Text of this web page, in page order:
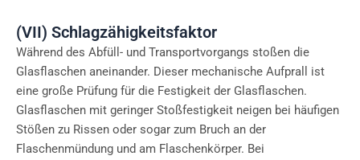
(VII) Schlagzähigkeitsfaktor
Während des Abfüll- und Transportvorgangs stoßen die
Glasflaschen aneinander. Dieser mechanische Aufprall ist
eine große Prüfung für die Festigkeit der Glasflaschen.
Glasflaschen mit geringer Stoßfestigkeit neigen bei häufigen
Stößen zu Rissen oder sogar zum Bruch an der
Flaschenmündung und am Flaschenkörper. Bei